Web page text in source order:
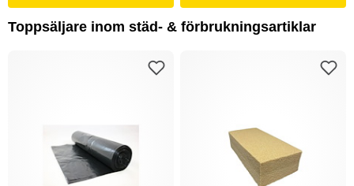
Toppsäljare inom städ- & förbrukningsartiklar